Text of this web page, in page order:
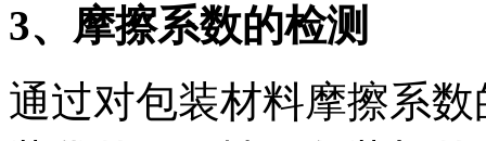
3、摩擦系数的检测
通过对包装材料摩擦系